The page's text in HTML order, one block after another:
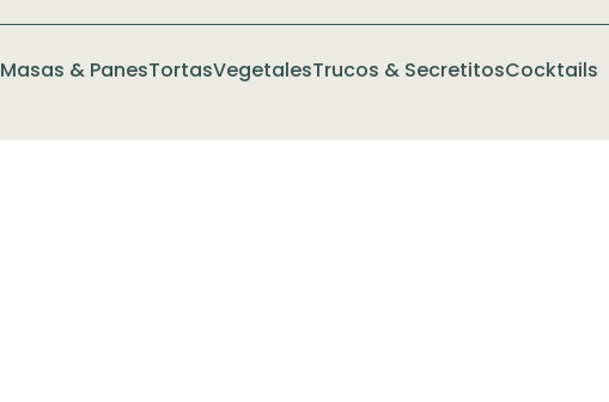
Masas & PanesTortasVegetalesTrucos & SecretitosCocktails